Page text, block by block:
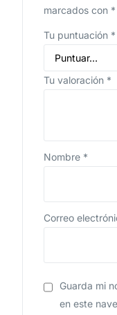
marcados con *
Tu puntuación *
Tu valoración *
Nombre *
Correo
Guarda mi
en este